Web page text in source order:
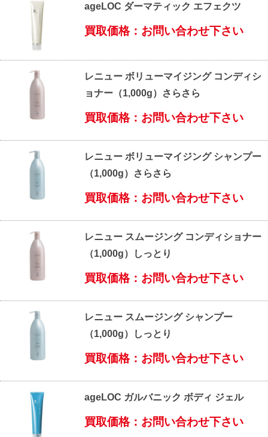
ageLOC ダーマティック エフェクツ
買取価格：お問い合わせ下さい
レニュー ボリューマイジング コンディシ
ョナー（1,000g）さらさら
買取価格：お問い合わせ下さい
レニュー ボリューマイジング シャンプー
（1,000g）さらさら
買取価格：お問い合わせ下さい
レニュー スムージング コンディショナー
（1,000g）しっとり
買取価格：お問い合わせ下さい
レニュー スムージング シャンプー
（1,000g）しっとり
買取価格：お問い合わせ下さい
ageLOC ガルバニック ボディ ジェル
買取価格：お問い合わせ下さい